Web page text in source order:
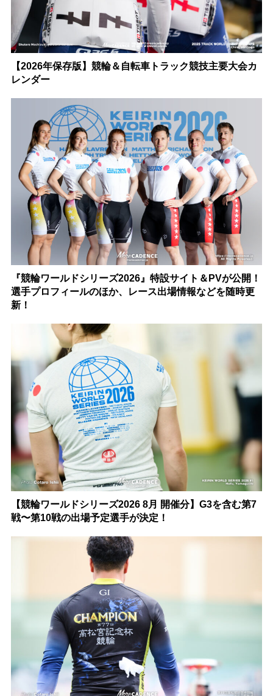
【2026年保存版】競輪＆自転車トラック競技主要大会カ
レンダー
『競輪ワールドシリーズ2026』特設サイト＆PVが公開！
選手プロフィールのほか、レース出場情報などを随時更
新！
【競輪ワールドシリーズ2026 8月 開催分】G3を含む第7
戦〜第10戦の出場予定選手が決定！